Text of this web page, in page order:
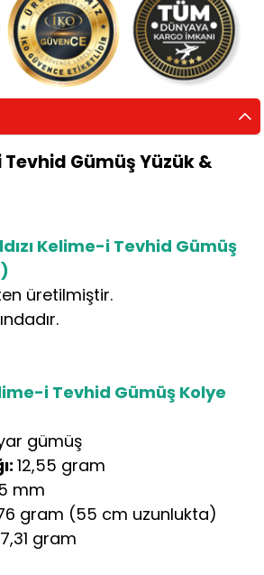
Gümüş Yüzük &
Kelime-i Tevhid Gümüş
üretilmiştir.
i Tevhid Gümüş Kolye
gümüş
12,55 gram
mm
gram (55 cm uzunlukta)
gram